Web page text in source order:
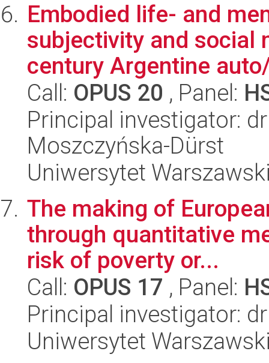
Embodied life- and
subjectivity and social
century Argentine
Call: OPUS 20 , Panel:
Principal investigator:
Moszczyńska-Dürst
Uniwersytet
The making of
through quantitative
risk of poverty or...
Call: OPUS 17 , Panel:
Principal investigator:
Uniwersytet